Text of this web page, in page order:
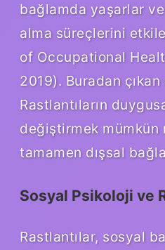
bağlamda yaşarlar
alma süreçlerini
of Occupational
2019). Buradan
Rastlantıların
değiştirmek mümkün
tamamen dışsal
Sosyal Psikoloji ve
Rastlantılar, sosyal